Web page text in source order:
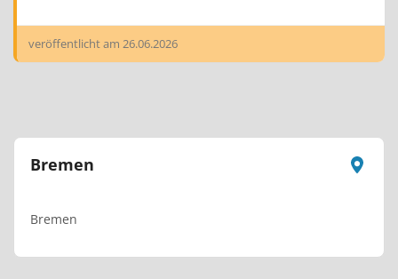
veröffentlicht am 26.06.2026
Bremen
Bremen